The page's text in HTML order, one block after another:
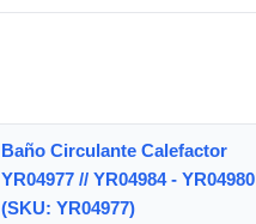
Baño Circulante Calefactor
YR04977 // YR04984 - YR04980
(SKU: YR04977)